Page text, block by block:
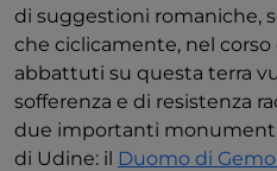
di suggestioni romaniche,
che ciclicamente, nel corso
abbattuti su questa terra
sofferenza e di resistenza
due importanti
di Udine: il Duomo di